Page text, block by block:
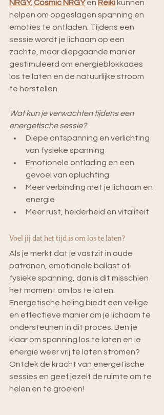
NRGY,Cosmic NRGY en Reiki kunnen
helpen om opgeslagen spanning en
emoties te ontladen. Tijdens een
sessie wordt je lichaam op een
zachte, maar diepgaande manier
gestimuleerd om energieblokkades
los te laten en de natuurlijke stroom
te herstellen.
Wat kun je verwachten tijdens een
energetische sessie?
Diepe ontspanning en verlichting
van fysieke spanning
Emotionele ontlading en een
gevoel van opluchting
Meer verbinding met je lichaam en
energie
Meer rust, helderheid en vitaliteit
Voel jij dat het tijd is om los te laten?
Als je merkt dat je vastzit in oude
patronen, emotionele ballast of
fysieke spanning, dan is dit misschien
het moment om los te laten.
Energetische heling biedt een veilige
en effectieve manier om je lichaam te
ondersteunen in dit proces. Ben je
klaar om spanning los te laten en je
energie weer vrij te laten stromen?
Ontdek de kracht van energetische
sessies en geef jezelf de ruimte om te
helen en te groeien!